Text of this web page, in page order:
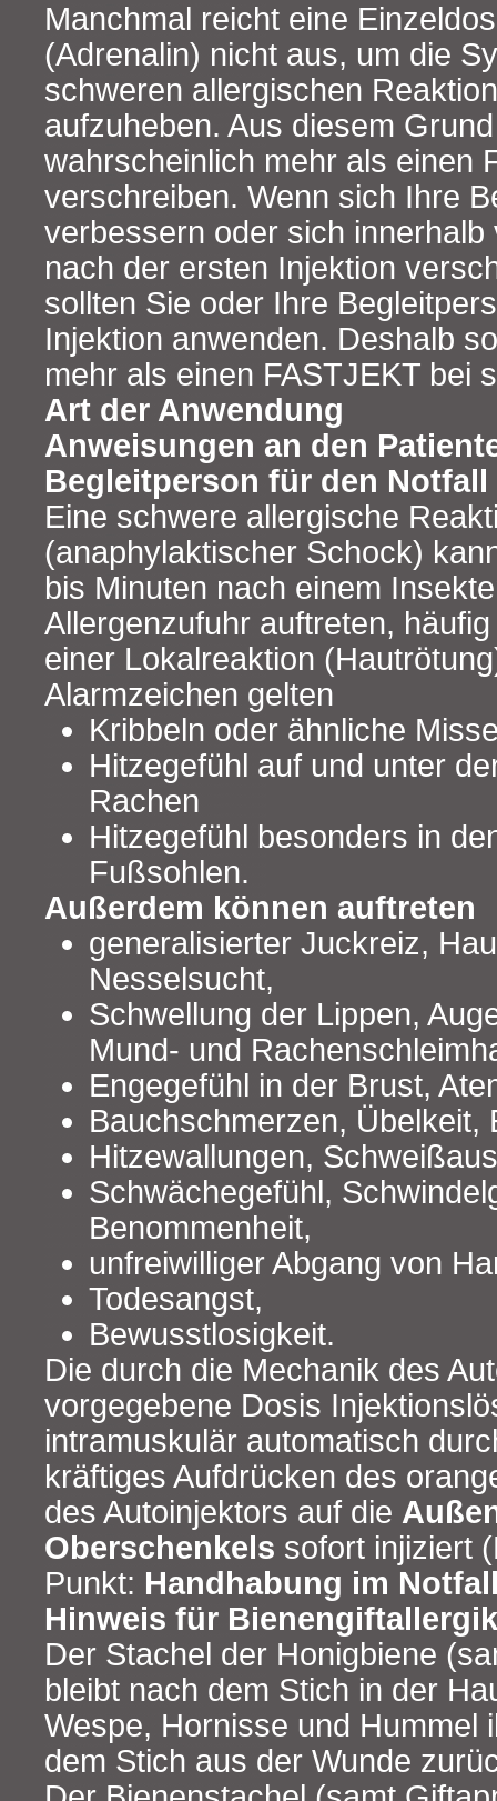
Manchmal reicht eine
(Adrenalin) nicht aus, um die
schweren allergischen
aufzuheben. Aus diesem
wahrscheinlich mehr als einen
verschreiben. Wenn sich Ihre
verbessern oder sich
nach der ersten Injektion
sollten Sie oder Ihre
Injektion anwenden. Deshalb
mehr als einen FASTJEKT bei
Art der Anwendung
Anweisungen an den
Begleitperson für den Notfall
Eine schwere allergische
(anaphylaktischer Schock)
bis Minuten nach einem
Allergenzufuhr auftreten,
einer Lokalreaktion
Alarmzeichen gelten
Kribbeln oder ähnliche
Hitzegefühl auf und unter
Rachen
Hitzegefühl besonders in
Fußsohlen.
Außerdem können auftreten
generalisierter Juckreiz,
Nesselsucht,
Schwellung der Lippen,
Mund- und
Engegefühl in der Brust,
Bauchschmerzen, Übelkeit,
Hitzewallungen,
Schwächegefühl,
Benommenheit,
unfreiwilliger Abgang von
Todesangst,
Bewusstlosigkeit.
Die durch die Mechanik des
vorgegebene Dosis
intramuskulär automatisch
kräftiges Aufdrücken des
des Autoinjektors auf die
Oberschenkels sofort injiziert
Punkt: Handhabung im
Hinweis für
Der Stachel der Honigbiene
bleibt nach dem Stich in der
Wespe, Hornisse und Hummel
dem Stich aus der Wunde